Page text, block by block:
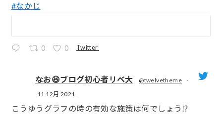
#なかじ
0 0 Twitter
なお😆ブログ初心者リベ大 @twelvetheme
·
11 12月 2021
こうゆうグラフの時の有効な施策は何でしょう⁉️